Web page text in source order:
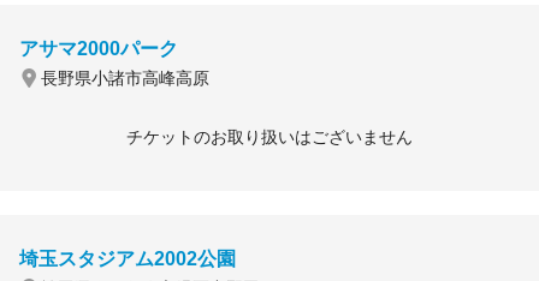
アサマ2000パーク
長野県小諸市高峰高原
チケットのお取り扱いはございません
埼玉スタジアム2002公園